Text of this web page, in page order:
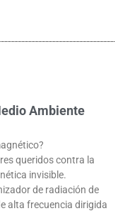
Ambiente
queridos contra la
invisible.
de radiación de
alta frecuencia dirigida